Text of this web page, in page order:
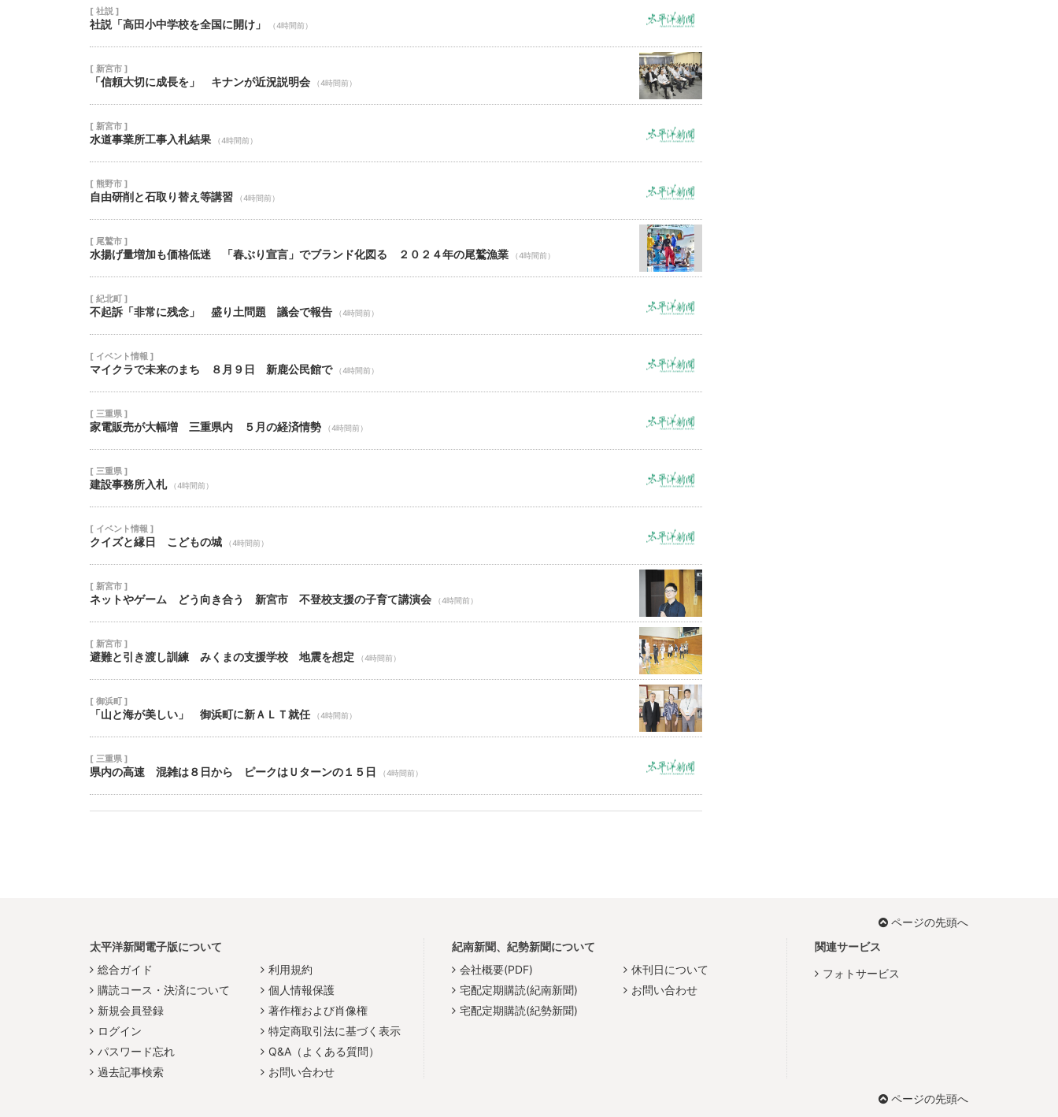
[ 社説 ]
社説「高田小中学校を全国に開け」 （4時間前）
[ 新宮市 ]
「信頼大切に成長を」 キナンが近況説明会 （4時間前）
[ 新宮市 ]
水道事業所工事入札結果 （4時間前）
[ 熊野市 ]
自由研削と石取り替え等講習 （4時間前）
[ 尾鷲市 ]
水揚げ量増加も価格低迷 「春ぶり宣言」でブランド化図る ２０２４年の尾鷲漁業 （4時間前）
[ 紀北町 ]
不起訴「非常に残念」 盛り土問題 議会で報告 （4時間前）
[ イベント情報 ]
マイクラで未来のまち ８月９日 新鹿公民館で （4時間前）
[ 三重県 ]
家電販売が大幅増 三重県内 ５月の経済情勢 （4時間前）
[ 三重県 ]
建設事務所入札 （4時間前）
[ イベント情報 ]
クイズと縁日 こどもの城 （4時間前）
[ 新宮市 ]
ネットやゲーム どう向き合う 新宮市 不登校支援の子育て講演会 （4時間前）
[ 新宮市 ]
避難と引き渡し訓練 みくまの支援学校 地震を想定 （4時間前）
[ 御浜町 ]
「山と海が美しい」 御浜町に新ＡＬＴ就任 （4時間前）
[ 三重県 ]
県内の高速 混雑は８日から ピークはＵターンの１５日 （4時間前）
ページの先頭へ
太平洋新聞電子版について
総合ガイド
購読コース・決済について
新規会員登録
ログイン
パスワード忘れ
過去記事検索
利用規約
個人情報保護
著作権および肖像権
特定商取引法に基づく表示
Q&A（よくある質問）
お問い合わせ
紀南新聞、紀勢新聞について
会社概要(PDF)
宅配定期購読(紀南新聞)
宅配定期購読(紀勢新聞)
休刊日について
お問い合わせ
関連サービス
フォトサービス
ページの先頭へ